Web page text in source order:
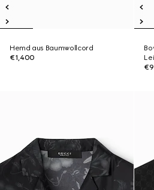
Hemd aus Baumwollcord
€1,400